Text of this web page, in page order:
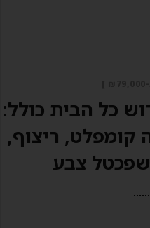
כל הבית כולל:
ריצוף,
צבע